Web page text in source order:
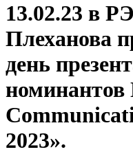
13.02.23 в
Плеханова
день
2023».